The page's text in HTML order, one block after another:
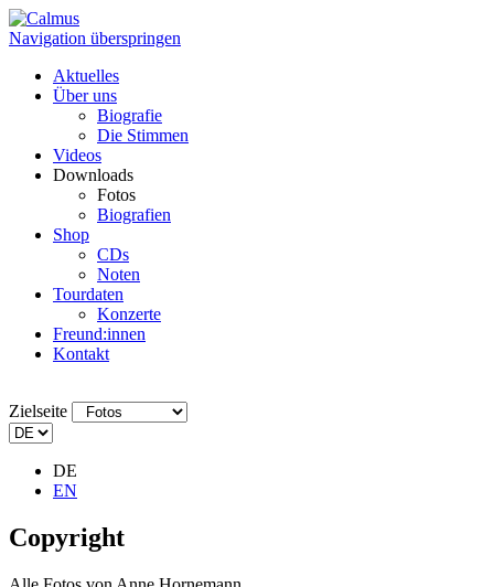
Navigation überspringen
Aktuelles
Über uns
Biografie
Die Stimmen
Videos
Downloads
Fotos
Biografien
Shop
CDs
Noten
Tourdaten
Konzerte
Freund:innen
Kontakt
Zielseite
DE
EN
Copyright